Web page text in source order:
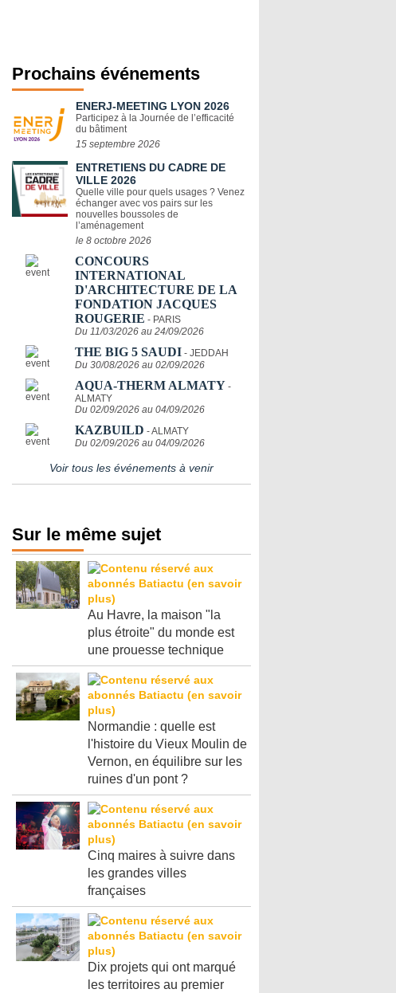
Prochains événements
ENERJ-MEETING LYON 2026
Participez à la Journée de l’efficacité
du bâtiment
15 septembre 2026
ENTRETIENS DU CADRE DE
VILLE 2026
Quelle ville pour quels usages ? Venez
échanger avec vos pairs sur les
nouvelles boussoles de
l’aménagement
le 8 octobre 2026
CONCOURS
INTERNATIONAL
D'ARCHITECTURE DE LA
FONDATION JACQUES
ROUGERIE - PARIS
Du 11/03/2026 au 24/09/2026
THE BIG 5 SAUDI - JEDDAH
Du 30/08/2026 au 02/09/2026
AQUA-THERM ALMATY -
ALMATY
Du 02/09/2026 au 04/09/2026
KAZBUILD - ALMATY
Du 02/09/2026 au 04/09/2026
Voir tous les événements à venir
Sur le même sujet
Au Havre, la maison "la
plus étroite" du monde est
une prouesse technique
Normandie : quelle est
l'histoire du Vieux Moulin de
Vernon, en équilibre sur les
ruines d'un pont ?
Cinq maires à suivre dans
les grandes villes
françaises
Dix projets qui ont marqué
les territoires au premier